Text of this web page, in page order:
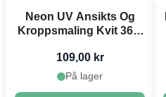
Neon UV Ansikts Og
Kroppsmaling Kvit 36 g
109,00 kr
På lager